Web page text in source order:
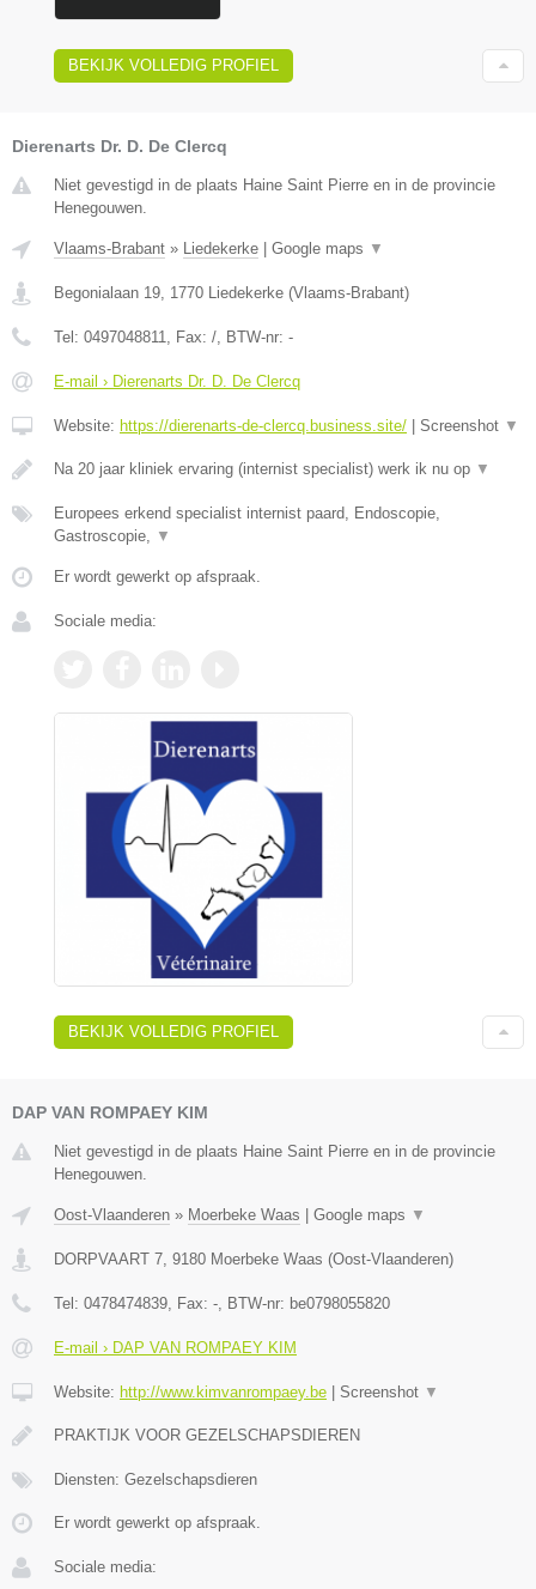
BEKIJK VOLLEDIG PROFIEL
Dierenarts Dr. D. De Clercq
Niet gevestigd in de plaats Haine Saint Pierre en in de provincie
Henegouwen.
Vlaams-Brabant » Liedekerke Google maps ▼
Begonialaan 19 1770 Liedekerke (Vlaams-Brabant)
Tel: 0497048811 , Fax: / , BTW-nr: -
E-mail › Dierenarts Dr. D. De Clercq
Website: https://dierenarts-de-clercq.business.site/ Screenshot ▼
Na 20 jaar kliniek ervaring (internist specialist) werk ik nu op ▼
Europees erkend specialist internist paard, Endoscopie,
Gastroscopie,
▼
Er wordt gewerkt op afspraak.
Sociale media:
BEKIJK VOLLEDIG PROFIEL
DAP VAN ROMPAEY KIM
Niet gevestigd in de plaats Haine Saint Pierre en in de provincie
Henegouwen.
Oost-Vlaanderen » Moerbeke Waas Google maps ▼
DORPVAART 7 9180 Moerbeke Waas (Oost-Vlaanderen)
Tel: 0478474839 , Fax: - , BTW-nr: be0798055820
E-mail › DAP VAN ROMPAEY KIM
Website: http://www.kimvanrompaey.be Screenshot ▼
PRAKTIJK VOOR GEZELSCHAPSDIEREN
Diensten: Gezelschapsdieren
Er wordt gewerkt op afspraak.
Sociale media: